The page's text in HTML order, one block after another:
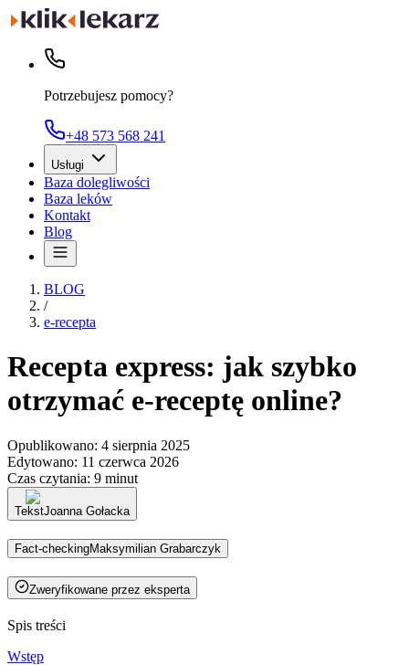
Potrzebujesz pomocy?
+48 573 568 241
Usługi
Baza dolegliwości
Baza leków
Kontakt
Blog
BLOG
/
e-recepta
Recepta express: jak szybko
otrzymać e-receptę online?
Opublikowano: 4 sierpnia 2025
Edytowano: 11 czerwca 2026
Czas czytania: 9 minut
TekstJoanna Gołacka
Fact-checkingMaksymilian Grabarczyk
Zweryfikowane przez eksperta
Spis treści
Wstęp